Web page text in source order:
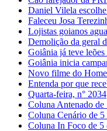
Daniel Vilela
Faleceu Josa
Lojistas goianos
Demolição da geral
Goiânia já teve
Goiânia inicia
Novo filme do
Entenda por que
Quarta-feira, n° 2034
Coluna Antenado
Coluna Cenário de
Coluna In Foco de 5